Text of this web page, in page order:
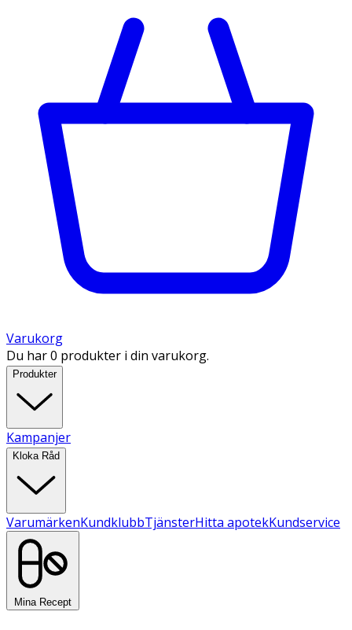
Varukorg
Du har 0 produkter i din varukorg.
Produkter
Kampanjer
Kloka Råd
VarumärkenKundklubbTjänsterHitta apotekKundservice
Mina Recept